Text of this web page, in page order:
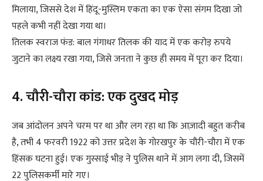
मिलाया, जिससे देश में हिंदू-मुस्लिम एकता का एक ऐसा संगम दिखा जो
पहले कभी नहीं देखा गया था।
तिलक स्वराज फंड: बाल गंगाधर तिलक की याद में एक करोड़ रुपये
जुटाने का लक्ष्य रखा गया, जिसे जनता ने कुछ ही समय में पूरा कर दिया।
4. चौरी-चौरा कांड: एक दुखद मोड़
जब आंदोलन अपने चरम पर था और लग रहा था कि आज़ादी बहुत करीब
है, तभी 4 फरवरी 1922 को उत्तर प्रदेश के गोरखपुर के चौरी-चौरा में एक
हिंसक घटना हुई। एक गुस्साई भीड़ ने पुलिस थाने में आग लगा दी, जिसमें
22 पुलिसकर्मी मारे गए।